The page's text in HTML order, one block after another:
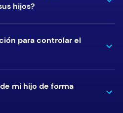
hijos?
para controlar el
mi hijo de forma